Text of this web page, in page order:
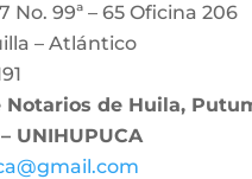
No. 99ª – 65 Oficina 206
– Atlántico
Notarios de Huila,
UNIHUPUCA